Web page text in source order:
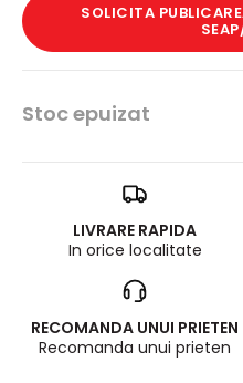
SOLICITA
Stoc epuizat
LIVRARE RAPIDA
In orice localitate
RECOMANDA UNUI PRIETEN
Recomanda unui prieten